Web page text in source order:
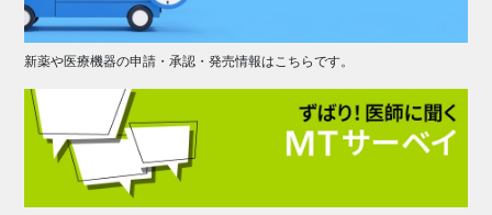
新薬や医療機器の申請・承認・発売情報はこちらです。